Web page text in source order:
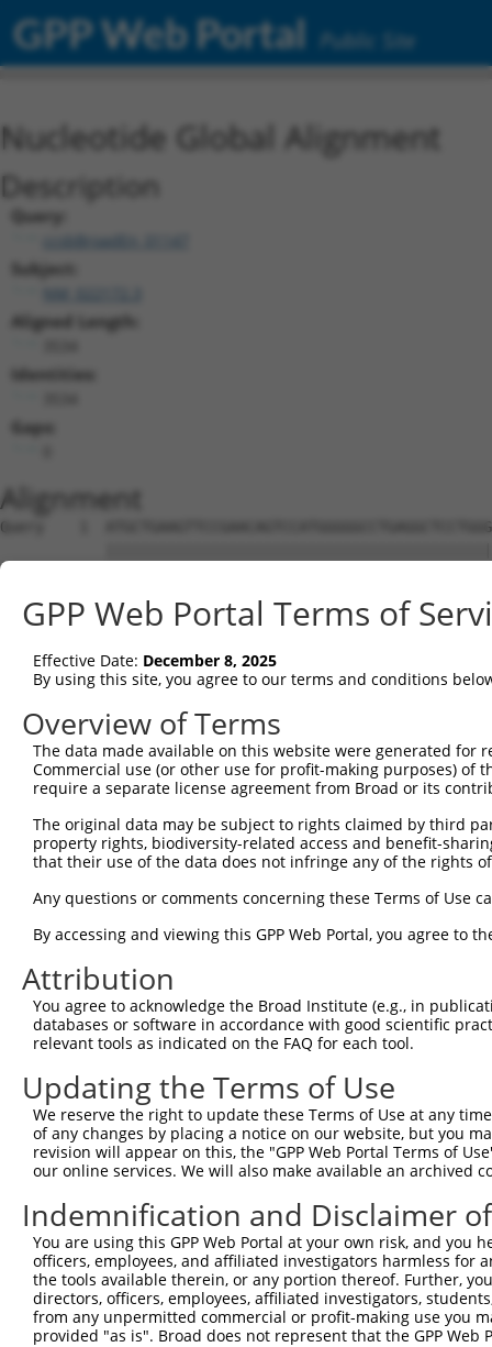
GPP Web Portal Public Site
Nucleotide Global Alignment
Description
Query:
ccsbBroadEn_01147
Subject:
Aligned Length:
Identities:
Gaps:
Alignment
Query    1  ATGCTGAAGTTCCGAACAGTCCATGGGGGCCTGAGGCTCCTGGGAATCCGCCGAACCTCCACCGCCCCCGCTGC  74
            ||||||||||||||||||||||||||||||||||||||||||||||||||||||||||||||||||||||||||
Sbjct    1  ATGCTGAAGTTCCGAACAGTCCATGGGGGCCTGAGGCTCCTGGGAATCCGCCGAACCTCCACCGCCCCCGCTGC  74

Query   75  CTCCCCAAATGTCCGGCGCCTGGAGTATAAGCCCATCAAGAAAGTCATGGTGGCCAACAGAGGTGAGATTGCCA  148
            ||||||||||||||||||||||||||||||||||||||||||||||||||||||||||||||||||||||||||
Sbjct   75  CTCCCCAAATGTCCGGCGCCTGGAGTATAAGCCCATCAAGAAAGTCATGGTGGCCAACAGAGGTGAGATTGCCA  148

Query  149  TCCGTGTGTTCCGGGCCTGCACGGAGCTGGGCATCCGCACCGTAGCCATCTACTCTGAGCAGGACACGGGCCAG  222
            ||||||||||||||||||||||||||||||||||||||||||||||||||||||||||||||||||||||||||
Sbjct  149  TCCGTGTGTTCCGGGCCTGCACGGAGCTGGGCATCCGCACCGTAGCCATCTACTCTGAGCAGGACACGGGCCAG  222

Query  223  ATGCACCGGCAGAAAGCAGATGAAGCCTATCTCATCGGCCGCGGCCTGGCCCCCGTGCAGGCCTACCTGCACAT  296
            ||||||||||||||||||||||||||||||||||||||||||||||||||||||||||||||||||||||||||
Sbjct  223  ATGCACCGGCAGAAAGCAGATGAAGCCTATCTCATCGGCCGCGGCCTGGCCCCCGTGCAGGCCTACCTGCACAT  296

Query  297  CCCAGACATCATCAAGGTGGCCAAGGAGAACAACGTAGATGCAGTGCACCCTGGCTACGGGTTCCTCTCTGAGC  370
            ||||||||||||||||||||||||||||||||||||||||||||||||||||||||||||||||||||||||||
Sbjct  297  CCCAGACATCATCAAGGTGGCCAAGGAGAACAACGTAGATGCAGTGCACCCTGGCTACGGGTTCCTCTCTGAGC  370

Query  371  GAGCGGACTTCGCCCAGGCCTGCCAGGATGCAGGGGTCCGGTTTATTGGGCCAAGCCCAGAAGTGGTCCGCAAG  444
            ||||||||||||||||||||||||||||||||||||||||||||||||||||||||||||||||||||||||||
Sbjct  371  GAGCGGACTTCGCCCAGGCCTGCCAGGATGCAGGGGTCCGGTTTATTGGGCCAAGCCCAGAAGTGGTCCGCAAG  444

Query  445  ATGGGAGACAAGGTGGAGGCCCGGGCCATCGCCATTGCTGCGGGTGTTCCCGTTGTCCCTGGCACAGATGCCCC  518
            ||||||||||||||||||||||||||||||||||||||||||||||||||||||||||||||||||||||||||
Sbjct  445  ATGGGAGACAAGGTGGAGGCCCGGGCCATCGCCATTGCTGCGGGTGTTCCCGTTGTCCCTGGCACAGATGCCCC  518

Query  519  CATCACGTCCCTGCATGAGGCCCACGAGTTCTCCAACACCTACGGCTTCCCCATCATCTTCAAGGCGGCCTATG  592
            ||||||||||||||||||||||||||||||||||||||||||||||||||||||||||||||||||||||||||
Sbjct  519  CATCACGTCCCTGCATGAGGCCCACGAGTTCTCCAACACCTACGGCTTCCCCATCATCTTCAAGGCGGCCTATG  592

Query  593  GGGGTGGAGGGCGTGGCATGAGGGTGGTGCACAGCTACGAGGAGCTGGAGGAGAATTACACCCGGGCCTACTCA  666
            ||||||||||||||||||||||||||||||||||||||||||||||||||||||||||||||||||||||||||
Sbjct  593  GGGGTGGAGGGCGTGGCATGAGGGTGGTGCACAGCTACGAGGAGCTGGAGGAGAATTACACCCGGGCCTACTCA  666

Query  667  GAGGCTCTGGCCGCCTTTGGGAATGGGGCGCTGTTTGTGGAGAAGTTCATCGAGAAGCCACGGCACATCGAGGT  740
            ||||||||||||||||||||||||||||||||||||||||||||||||||||||||||||||||||||||||||
Sbjct  667  GAGGCTCTGGCCGCCTTTGGGAATGGGGCGCTGTTTGTGGAGAAGTTCATCGAGAAGCCACGGCACATCGAGGT  740

Query  741  GCAGATCTTGGGGGACCAGTATGGGAACATCCTGCACCTGTACGAGCGAGACTGCTCCATCCAGCGGCGGCACC  814
            ||||||||||||||||||||||||||||||||||||||||||||||||||||||||||||||||||||||||||
Sbjct  741  GCAGATCTTGGGGGACCAGTATGGGAACATCCTGCACCTGTACGAGCGAGACTGCTCCATCCAGCGGCGGCACC  814

Query  815  AGAAGGTGGTCGAGATTGCCCCCGCCGCCCACCTGGACCCGCAGCTTCGGACTCGGCTCACCAGCGACTCTGTG  888
            ||||||||||||||||||||||||||||||||||||||||||||||||||||||||||||||||||||||||||
Sbjct  815  AGAAGGTGGTCGAGATTGCCCCCGCCGCCCACCTGGACCCGCAGCTTCGGACTCGGCTCACCAGCGACTCTGTG  888

Query  889  AAACTCGCTAAACAGGTGGGCTACGAGAACGCAGGCACCGTGGAGTTCCTGGTGGACAGGCACGGCAAGCACTA  962
            ||||||||||||||||||||||||||||||||||||||||||||||||||||||||||||||||||||||||||
Sbjct  889  AAACTCGCTAAACAGGTGGGCTACGAGAACGCAGGCACCGTGGAGTTCCTGGTGGACAGGCACGGCAAGCACTA  962

Query  963  CTTCATCGAGGTCAACTCCCGCCTGCAGGTGGAGCACACGGTCACAGAGGAGATCACCGACGTAGACCTGGTCC  1036
            ||||||||||||||||||||||||||||||||||||||||||||||||||||||||||||||||||||||||||
Sbjct  963  CTTCATCGAGGTCAACTCCCGCCTGCAGGTGGAGCACACGGTCACAGAGGAGATCACCGACGTAGACCTGGTCC  1036

Query 1037  ATGCTCAGATCCACGTGGCTGAGGGCAGGAGCCTACCCGACCTGGGCCTGCGGCAGGAGAACATCCGCATCAAC  1110
            ||||||||||||||||||||||||||||||||||||||||||||||||||||||||||||||||||||||||||
Sbjct 1037  ATGCTCAGATCCACGTGGCTGAGGGCAGGAGCCTACCCGACCTGGGCCTGCGGCAGGAGAACATCCGCATCAAC  1110

Query 1111  GGGTGTGCCATCCAGTGCCGGGTCACCACCGAGGACCCCGCGCGCAGCTTCCAGCCGGACACCGGCCGCATTGA  1184
            ||||||||||||||||||||||||||||||||||||||||||||||||||||||||||||||||||||||||||
Sbjct 1111  GGGTGTGCCATCCAGTGCCGGGTCACCACCGAGGACCCCGCGCGCAGCTTCCAGCCGGACACCGGCCGCATTGA  1184

Query 1185  GGTGTTCCGGAGCGGAGAGGGCATGGGCATCCGCCTGGATAATGCTTCCGCCTTCCAAGGAGCCGTCATCTCGC  1258
            ||||||||||||||||||||||||||||||||||||||||||||||||||||||||||||||||||||||||||
Sbjct 1185  GGTGTTCCGGAGCGGAGAGGGCATGGGCATCCGCCTGGATAATGCTTCCGCCTTCCAAGGAGCCGTCATCTCGC  1258

Query 1259  CCCACTACGACTCCCTGCTGGTCAAAGTCATTGCCCACGGCAAAGACCACCCCACGGCCGCCACCAAGATGAGC  1332
            ||||||||||||||||||||||||||||||||||||||||||||||||||||||||||||||||||||||||||
Sbjct 1259  CCCACTACGACTCCCTGCTGGTCAAAGTCATTGCCCACGGCAAAGACCACCCCACGGCCGCCACCAAGATGAGC  1332

Query 1333  AGGGCCCTTGCGGAGTTCCGCGTCCGAGGTGTGAAGACCAACATCGCCTTCCTGCAGAATGTGCTCAACAACCA  1406
            ||||||||||||||||||||||||||||||||||||||||||||||||||||||||||||||||||||||||||
Sbjct 1333  AGGGCCCTTGCGGAGTTCCGCGTCCGAGGTGTGAAGACCAACATCGCCTTCCTGCAGAATGTGCTCAACAACCA  1406

Query 1407  GCAGTTCCTGGCAGGCACTGTGGACACCCAGTTCATCGACGAGAACCCAGAGCTGTTCCAGCTGCGGCCTGCAC  1480
            ||||||||||||||||||||||||||||||||||||||||||||||||||||||||||||||||||||||||||
Sbjct 1407  GCAGTTCCTGGCAGGCACTGTGGACACCCAGTTCATCGACGAGAACCCAGAGCTGTTCCAGCTGCGGCCTGCAC  1480

Query 1481  AGAACCGGGCCCAAAAGCTGTTGCACTACCTCGGCCATGTCATGGTAAACGGTCCAACCACCCCGATTCCCGTC  1554
            ||||||||||||||||||||||||||||||||||||||||||||||||||||||||||||||||||||||||||
Sbjct 1481  AGAACCGGGCCCAAAAGCTGTTGCACTACCTCGGCCATGTCATGGTAAACGGTCCAACCACCCCGATTCCCGTC  1554

Query 1555  AAGGCCAGCCCCAGCCCCACGGACCCCGTTGTCCCTGCAGTGCCCATAGGCCCGCCCCCGGCTGGTTTCAGAGA  1628
            ||||||||||||||||||||||||||||||||||||||||||||||||||||||||||||||||||||||||||
Sbjct 1555  AAGGCCAGCCCCAGCCCCACGGACCCCGTTGTCCCTGCAGTGCCCATAGGCCCGCCCCCGGCTGGTTTCAGAGA  1628

Query 1629
GPP Web Portal Terms of
Effective Date: December 8, 2025
By using this site, you agree to our terms and conditions
Overview of Terms
The data made available on this website were generated
Commercial use (or other use for profit-making purposes) of
require a separate license agreement from Broad or its
The original data may be subject to rights claimed by third
property rights, biodiversity-related access and benefit-
that their use of the data does not infringe any of the rights
Any questions or comments concerning these Terms of Use
By accessing and viewing this GPP Web Portal, you agree to
Attribution
You agree to acknowledge the Broad Institute (e.g., in
databases or software in accordance with good scientific
relevant tools as indicated on the FAQ for each tool.
Updating the Terms of Use
We reserve the right to update these Terms of Use at any
of any changes by placing a notice on our website, but you
revision will appear on this, the "GPP Web Portal Terms of
our online services. We will also make available an archived
Indemnification and Disclaimer
You are using this GPP Web Portal at your own risk, and
officers, employees, and affiliated investigators harmless for
the tools available therein, or any portion thereof. Further,
directors, officers, employees, affiliated investigators,
from any unpermitted commercial or profit-making use you
provided "as is". Broad does not represent that the GPP